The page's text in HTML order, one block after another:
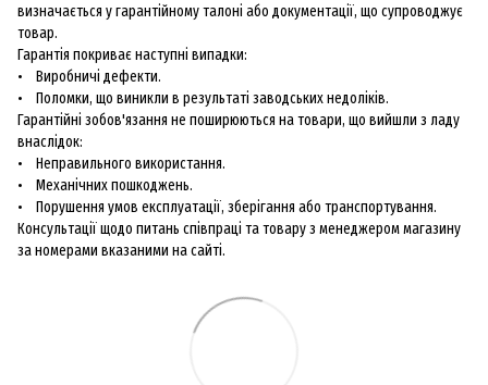
визначається у гарантійному талоні або документації, що супроводжує
товар.
Гарантія покриває наступні випадки:
• Виробничі дефекти.
• Поломки, що виникли в результаті заводських недоліків.
Гарантійні зобов'язання не поширюються на товари, що вийшли з ладу
внаслідок:
• Неправильного використання.
• Механічних пошкоджень.
• Порушення умов експлуатації, зберігання або транспортування.
Консультації щодо питань співпраці та товару з менеджером магазину
за номерами вказаними на сайті.